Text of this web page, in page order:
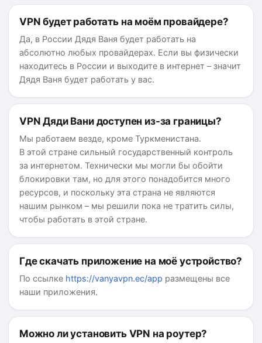
VPN будет работать на моём провайдере?
Да, в России Дядя Ваня будет работать на
абсолютно любых провайдерах. Если вы физически
находитесь в России и выходите в интернет – значит
Дядя Ваня будет работать у вас.
VPN Дяди Вани доступен из-за границы?
Мы работаем везде, кроме Туркменистана.
В этой стране сильный государственный контроль
за интернетом. Технически мы могли бы обойти
блокировки там, но для этого понадобится много
ресурсов, и поскольку эта страна не являются
нашим рынком – мы решили пока не тратить силы,
чтобы работать в этой стране.
Где скачать приложение на моё устройство?
По ссылке https://vanyavpn.ec/app размещены все
наши приложения.
Можно ли установить VPN на роутер?